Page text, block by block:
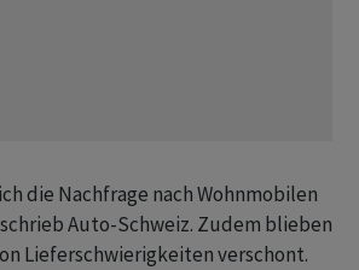
die Nachfrage nach Wohnmobilen
Auto-Schweiz. Zudem blieben
Lieferschwierigkeiten verschont.